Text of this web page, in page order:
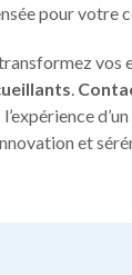
pour votre
vos
et